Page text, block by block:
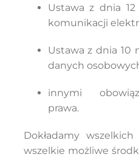
Ustawa z dnia
komunikacji
Ustawa z dnia 10
danych
innymi
prawa.
Dokładamy
wszelkie możliwe